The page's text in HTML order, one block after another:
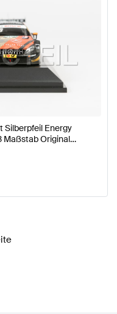
Silberpfeil Energy
Maßstab Original